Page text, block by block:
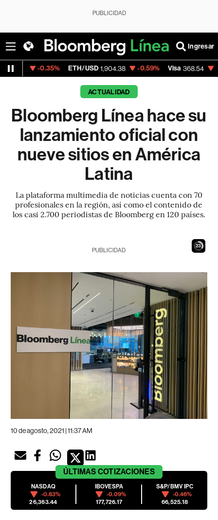
PUBLICIDAD
Ingresar
ETH/USD 1,904.38 -0.59% Visa 368.54 -0.28%
ACTUALIDAD
Bloomberg Línea hace su
lanzamiento oficial con
nueve sitios en América
Latina
La plataforma multimedia de noticias cuenta con 70
profesionales en la región, así como el contenido de
los casi 2.700 periodistas de Bloomberg en 120 países.
22
PUBLICIDAD
10 de agosto, 2021 | 11:37 AM
ÚLTIMAS COTIZACIONES
NASDAQ
-0.83%
26,363.44
IBOVESPA
-0.09%
177,726.17
S&P/BMV IPC
-0.46%
66,525.18